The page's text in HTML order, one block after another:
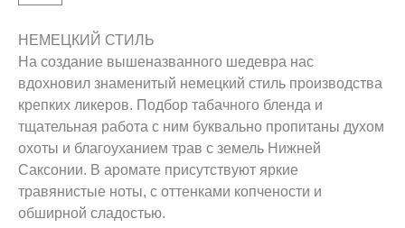
НЕМЕЦКИЙ СТИЛЬ
На создание вышеназванного шедевра нас
вдохновил знаменитый немецкий стиль производства
крепких ликеров. Подбор табачного бленда и
тщательная работа с ним буквально пропитаны духом
охоты и благоуханием трав с земель Нижней
Саксонии. В аромате присутствуют яркие
травянистые ноты, с оттенками копчености и
обширной сладостью.